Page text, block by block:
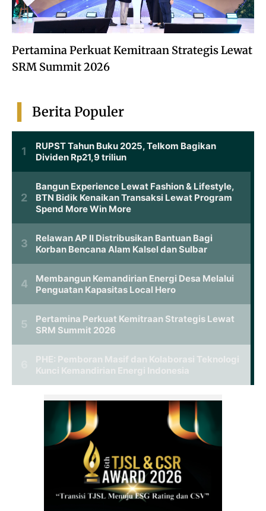
Pertamina Perkuat Kemitraan Strategis Lewat
SRM Summit 2026
Berita Populer